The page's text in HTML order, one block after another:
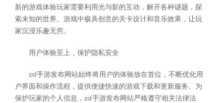
新的游戏体验玩家需要利用光与影的互动，解开各种谜题，探
索未知的世界。游戏中极具创意的关卡设计和音乐效果，让玩
家沉浸乐趣无穷。
用户体验至上，保护隐私安全
zsf手游发布网站始终将用户的体验放在首位，不断优化用
户界面和操作流程，提供便捷快速的游戏下载和更新服务。为
保护玩家的个人信息，zsf手游发布网站严格遵守相关法律法